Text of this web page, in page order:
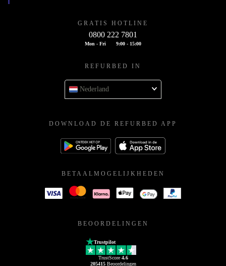
GRATIS HOTLINE
0800 222 7801
Mon - Fri 9:00 - 15:00
REFURBED IN
Nederland
DOWNLOAD DE REFURBED APP
BETAALMOGELIJKHEDEN
BEOORDELINGEN
Trustpilot
TrustScore 4.6
205415Beoordelingen